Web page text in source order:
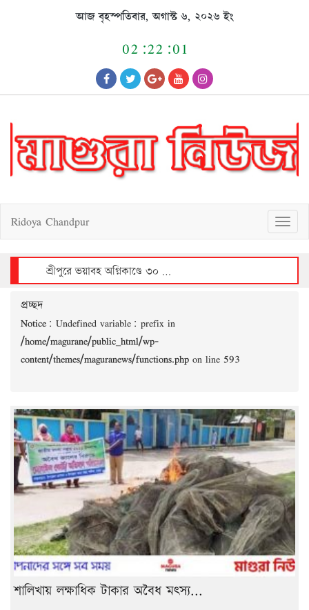
আজ বৃহস্পতিবার, অগাস্ট ৬, ২০২৬ ইং
02:22:01
T
o
g
g
l
a
t
Ridoya Chandpur
প্রচ্ছদ
Notice : Undefined variable: prefix in
/home/magurane/public_html/wp-
content/themes/maguranews/functions.php on line 593
শালিখায় লক্ষাধিক টাকার অবৈধ মৎস্য...